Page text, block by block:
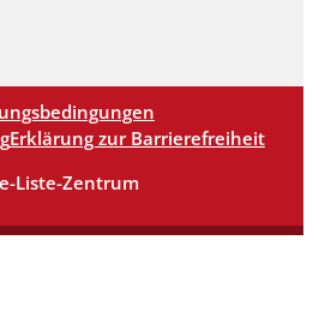
Erklärung zur Barrierefreiheit
Liste-Zentrum